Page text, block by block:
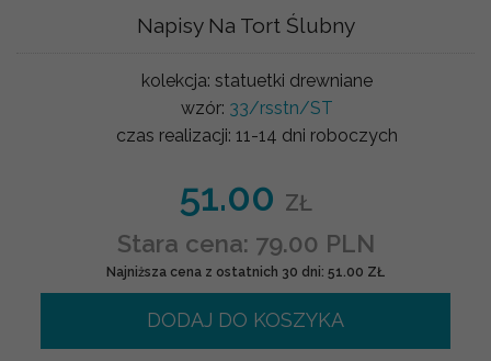
Napisy Na Tort Ślubny
kolekcja: statuetki drewniane
wzór: 33/rsstn/ST
czas realizacji: 11-14 dni roboczych
51.00 ZŁ
Stara cena: 79.00 PLN
Najniższa cena z ostatnich 30 dni: 51.00 ZŁ
DODAJ DO KOSZYKA